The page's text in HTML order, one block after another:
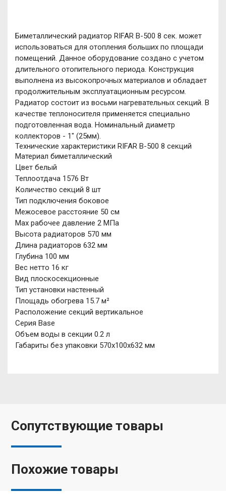
Биметаллический радиатор RIFAR B-500 8 сек. может
использоваться для отопления больших по площади
помещений. Данное оборудование создано с учетом
длительного отопительного периода. Конструкция
выполнена из высокопрочных материалов и обладает
продолжительным эксплуатационным ресурсом.
Радиатор состоит из восьми нагревательных секций. В
качестве теплоносителя применяется специально
подготовленная вода. Номинальный диаметр
коллекторов - 1" (25мм).
Технические характеристики RIFAR B-500 8 секций
Материал биметаллический
Цвет белый
Теплоотдача 1576 Вт
Количество секций 8 шт
Тип подключения боковое
Межосевое расстояние 50 см
Мах рабочее давление 2 МПа
Высота радиаторов 570 мм
Длина радиаторов 632 мм
Глубина 100 мм
Вес нетто 16 кг
Вид плоскосекционные
Тип установки настенный
Площадь обогрева 15.7 м²
Расположение секций вертикальное
Серия Base
Объем воды в секции 0.2 л
Габариты без упаковки 570х100х632 мм
Сопутствующие товары
Похожие товары